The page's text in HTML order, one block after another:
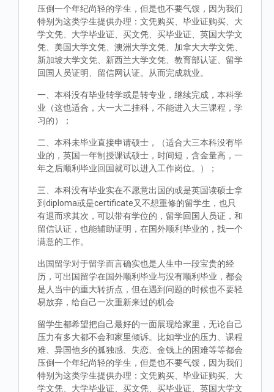
压倒一个年纪尚轻的学生，但是也不要气馁，因为我们
特别为这类学生提供办理：文凭购买、毕业证购买、大
学文凭、大学毕业证、买文凭、买毕业证、英国大学文
凭、美国大学文凭、澳洲大学文凭、加拿大大学文凭、
新加坡大学文凭、新西兰大学文凭、教育部认证、留学
回国人员证明、留信网认证。从而完成就业。
一、本科没有毕业转学或是转专业，继续完成，本科学
业（这也适合，大一大二挂科，不能进入大三课程，学
习的）；
二、本科未毕业直接申请硕士，（适合大三本科没有毕
业的，英国一年制授课试硕士，时间短，含金量高，一
年之后顺利毕业回国就可以进入工作岗位。）；
三、本科没有毕业实在不愿意出国的或是英国读硕士拿
到diploma或是certificate又不想重修的留学生，也只
有退而求其次，可以带有学位的，留学回国人员证，和
留信认证，也能辅助证明，在国外顺利毕业的，找一个
满意的工作。
出国留学对于留学而言确实也是人生中一段宝贵的经
历，可出国留学在国外顺利毕业与没有顺利毕业，都会
是人当中的重大转折点，但在遇到问题的时候也不要轻
易放弃，给自己一次重新来过的机会
留学生都希望把自己最好的一面展现给家里，无论自己
压力有多大都不会和家里倾诉。比如学业的压力、课程
难、异国他乡的孤独感、失恋、金钱上的困难等等都会
压倒一个年纪尚轻的学生，但是也不要气馁，因为我们
特别为这类学生提供办理：文凭购买、毕业证购买、大
学文凭、大学毕业证、买文凭、买毕业证、英国大学文